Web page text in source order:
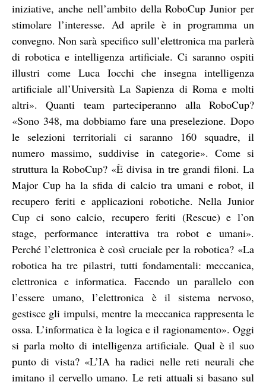
iniziative, anche nell’ambito della RoboCup Junior per
stimolare l’interesse. Ad aprile è in programma un
convegno. Non sarà specifico sull’elettronica ma parlerà
di robotica e intelligenza artificiale. Ci saranno ospiti
illustri come Luca Iocchi che insegna intelligenza
artificiale all’Università La Sapienza di Roma e molti
altri». Quanti team parteciperanno alla RoboCup?
«Sono 348, ma dobbiamo fare una preselezione. Dopo
le selezioni territoriali ci saranno 160 squadre, il
numero massimo, suddivise in categorie». Come si
struttura la RoboCup? «È divisa in tre grandi filoni. La
Major Cup ha la sfida di calcio tra umani e robot, il
recupero feriti e applicazioni robotiche. Nella Junior
Cup ci sono calcio, recupero feriti (Rescue) e l’on
stage, performance interattiva tra robot e umani».
Perché l’elettronica è così cruciale per la robotica? «La
robotica ha tre pilastri, tutti fondamentali: meccanica,
elettronica e informatica. Facendo un parallelo con
l’essere umano, l’elettronica è il sistema nervoso,
gestisce gli impulsi, mentre la meccanica rappresenta le
ossa. L’informatica è la logica e il ragionamento». Oggi
si parla molto di intelligenza artificiale. Qual è il suo
punto di vista? «L’IA ha radici nelle reti neurali che
imitano il cervello umano. Le reti attuali si basano sul